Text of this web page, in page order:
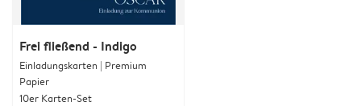
Frei fließend - Indigo
Einladungskarten | Premium
Papier
10er Karten-Set